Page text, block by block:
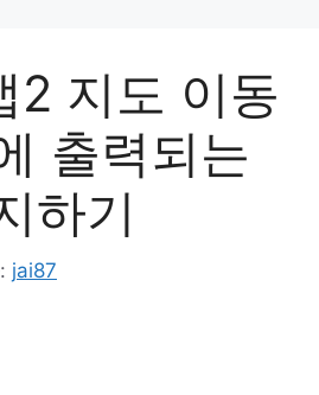
2 지도 이동
출력되는
하기
jai87